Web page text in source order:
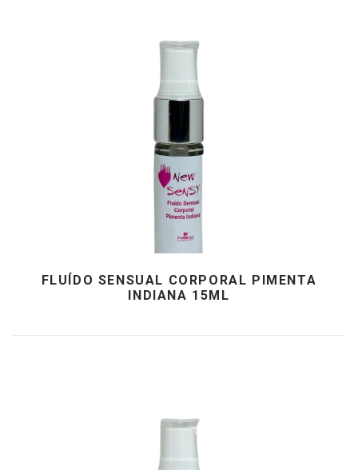
FLUÍDO SENSUAL CORPORAL PIMENTA
INDIANA 15ML